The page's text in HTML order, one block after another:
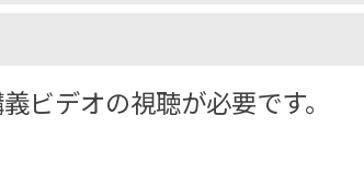
ビデオの視聴が必要です。